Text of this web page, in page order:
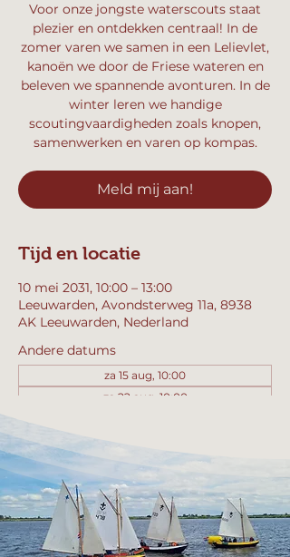
Voor onze jongste waterscouts staat
plezier en ontdekken centraal! In de
zomer varen we samen in een Lelievlet,
kanoën we door de Friese wateren en
beleven we spannende avonturen. In de
winter leren we handige
scoutingvaardigheden zoals knopen,
samenwerken en varen op kompas.
Meld mij aan!
Tijd en locatie
10 mei 2031, 10:00 – 13:00
Leeuwarden, Avondsterweg 11a, 8938
AK Leeuwarden, Nederland
Andere datums
za 15 aug, 10:00
za 22 aug, 10:00
Bekijk alle 357 datums
Meld mij aan!